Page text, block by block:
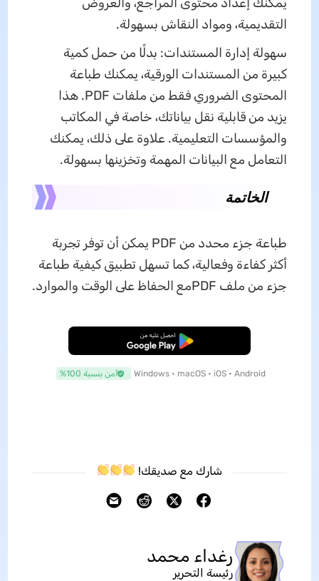
التقديمية، ومواد النقاش بسهولة.
سهولة إدارة المستندات: بدلًا من حمل كمية
كبيرة من المستندات الورقية، يمكنك طباعة
المحتوى الضروري فقط من ملفات PDF. هذا
يزيد من قابلية نقل بياناتك، خاصة في المكاتب
والمؤسسات التعليمية. علاوة على ذلك، يمكنك
التعامل مع البيانات المهمة وتخزينها بسهولة.
الخاتمة
طباعة جزء محدد من PDF يمكن أن توفر تجربة
أكثر كفاءة وفعالية، كما تسهل تطبيق كيفية طباعة
جزء من ملف PDFمع الحفاظ على الوقت والموارد.
تنزيل مجاني
Windows • macOS • iOS • Android آمن بنسبة 100%
شارك مع صديقك!
رغداء محمد
رئيسة التحرير